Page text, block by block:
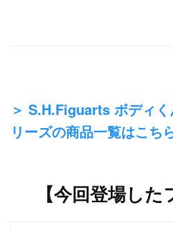
＞ S.H.Figuarts ボディ
リーズの商品一覧はこち
【今回登場した